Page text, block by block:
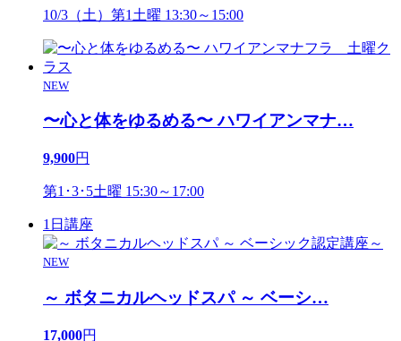
10/3（土）第1土曜 13:30～15:00
NEW
〜心と体をゆるめる〜 ハワイアンマナ…
9,900円
第1･3･5土曜 15:30～17:00
1日講座
NEW
～ ボタニカルヘッドスパ ～ ベーシ…
17,000円